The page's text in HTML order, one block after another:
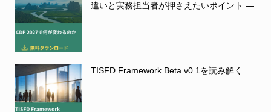
違いと実務担当者が押さえたいポイント ―
TISFD Framework Beta v0.1を読み解く